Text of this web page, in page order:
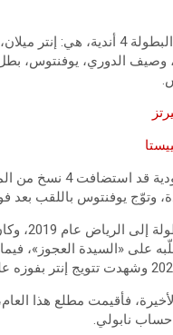
ويشارك في البطولة 4 أندية، هي:
وصيف الدوري، يوفنتوس، بطل
وكانت السعودية قد
وانتقلت
على «السيدة العجوز»،
فأقيمت مطلع هذا
نابولي.